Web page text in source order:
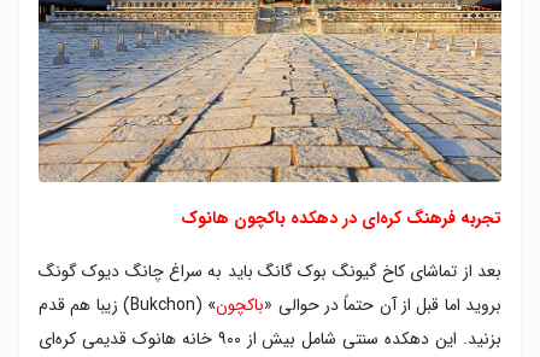
تجربه فرهنگ کره‌ای در دهکده باکچون هانوک
بعد از تماشای کاخ گیونگ بوک گانگ باید به سراغ چانگ دیوک گونگ
بروید اما قبل از آن حتماً در حوالی «باکچون
» (Bukchon) زیبا هم قدم
بزنید. این دهکده سنتی شامل بیش از ۹۰۰ خانه هانوک قدیمی کره‌ای